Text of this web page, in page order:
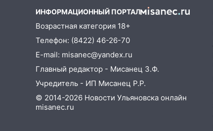
07:30 Евро-3 вместо Евро-5:
что означают классы бензина и
можно ли заливать «старое»
топливо в современные
автомобили
06:30
Какая погода будет в
Ульяновской области днем 9
августа
05:05 День, когда всё может
ИНФОРМАЦИОННЫЙ ПОРТАЛ
Возрастная категория 18+
Телефон: (8422) 46-26-70
E-mail: misanec@yandex.ru
Главный редактор - Мисанец З.Ф.
Учредитель - ИП Мисанец Р.Р.
© 2014-2026 Новости Ульяновска онлайн
misanec.ru